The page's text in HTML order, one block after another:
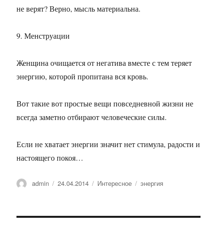
не верят? Верно, мысль материальна.
9. Менструации
Женщина очищается от негатива вместе с тем теряет
энергию, которой пропитана вся кровь.
Вот такие вот простые вещи повседневной жизни не
всегда заметно отбирают человеческие силы.
Если не хватает энергии значит нет стимула, радости и
настоящего покоя…
Автор
admin Опубликовано
24.04.2014 Рубрики
Интересное Метки
энергия